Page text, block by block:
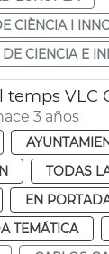
CIÈNCIA I
CIENCIA E
3 años
TODAS
EN
TEMÁTICA